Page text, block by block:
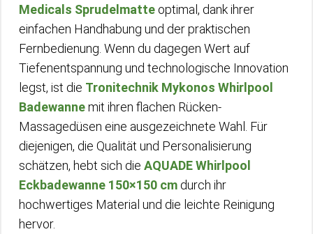
Medicals Sprudelmatte optimal, dank ihrer
einfachen Handhabung und der praktischen
Fernbedienung. Wenn du dagegen Wert auf
Tiefenentspannung und technologische Innovation
legst, ist die Tronitechnik Mykonos Whirlpool
Badewannemit ihren flachen Rücken-
Massagedüsen eine ausgezeichnete Wahl. Für
diejenigen, die Qualität und Personalisierung
schätzen, hebt sich die AQUADE Whirlpool
Eckbadewanne 150×150 cm durch ihr
hochwertiges Material und die leichte Reinigung
hervor.